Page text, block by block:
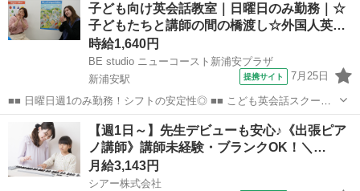
子ども向け英会話教室｜日曜日のみ勤務｜☆
子どもたちと講師の間の橋渡し☆外国人英…
時給1,640円
BE studio ニューコースト新浦安プラザ
新浦安駅
提携サイト 7月25日
■■ 日曜日週1のみ勤務！シフトの安定性◎ ■■ こども英会話スクール
スタッフ・サポート講師（レッスンパートナー）は曜日固定制！ 外国
人講師と英語でコミュニケーションをとりながら、 子どもたちが楽し
めるように全身を使って踊っ...
千葉 新浦安駅 その他
【週1日～】先生デビューも安心♪《出張ピア
ノ講師》講師未経験・ブランクOK！＼…
月給3,143円
シアー株式会社